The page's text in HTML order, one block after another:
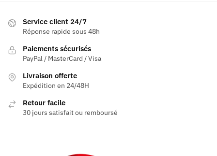
Service client 24/7
Réponse rapide sous 48h
Paiements sécurisés
PayPal / MasterCard / Visa
Livraison offerte
Expédition en 24/48H
Retour facile
30 jours satisfait ou remboursé